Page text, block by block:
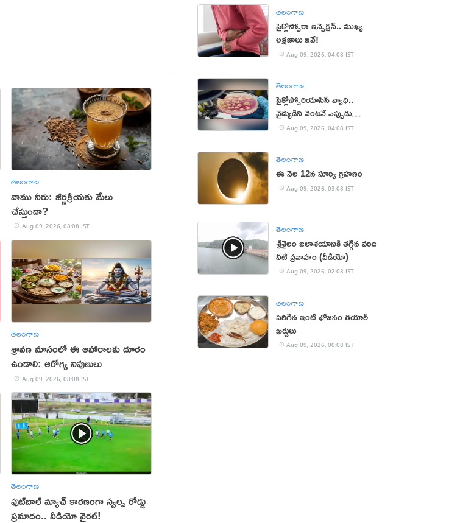
తెలంగాణ
వాము నీరు: జీర్ణక్రియకు మేలు
చేస్తుందా?
Aug 09, 2026, 08:08 IST
తెలంగాణ
శ్రావణ మాసంలో ఈ ఆహారాలకు దూరం
ఉండాలి: ఆరోగ్య నిపుణులు
Aug 09, 2026, 08:08 IST
తెలంగాణ
ఫుట్‌బాల్ మ్యాచ్‌ కారణంగా స్వల్ప రోడ్డు
ప్రమాదం.. వీడియో వైరల్!
తెలంగాణ
సైక్లోస్పోరా ఇన్ఫెక్షన్.. ముఖ్య
లక్షణాలు ఇవే!
Aug 09, 2026, 04:08 IST
తెలంగాణ
సైక్లోస్పోరియాసిస్ వ్యాధి..
వైద్యుడిని వెంటనే ఎప్పుడు
సంప్రదించాలంటే?
Aug 09, 2026, 04:08 IST
తెలంగాణ
ఈ నెల 12న సూర్య గ్రహణం
Aug 09, 2026, 03:08 IST
తెలంగాణ
శ్రీశైలం జలాశయానికి తగ్గిన వరద
నీటి ప్రవాహం (వీడియో)
Aug 09, 2026, 02:08 IST
తెలంగాణ
పెరిగిన ఇంటి భోజనం తయారీ
ఖర్చులు
Aug 09, 2026, 00:08 IST